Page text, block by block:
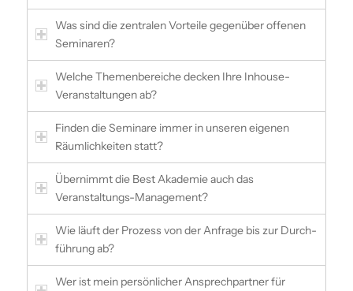
Was sind die zentralen Vorteile gegenüber offenen
Seminaren?
Welche Themenbereiche decken Ihre Inhouse-
Veranstaltungen ab?
Finden die Seminare immer in unseren eigenen
Räumlichkeiten statt?
Übernimmt die Best Akademie auch das
Veranstaltungs-Management?
Wie läuft der Prozess von der Anfrage bis zur Durch­
führung ab?
Wer ist mein persönlicher Ansprechpartner für